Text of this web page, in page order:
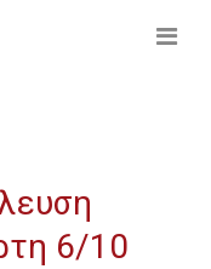
6/10